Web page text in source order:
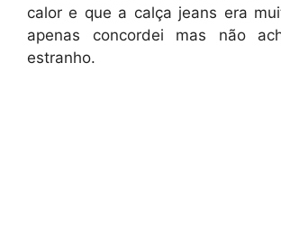
calor e que a calça jeans era
apenas concordei mas não
estranho.